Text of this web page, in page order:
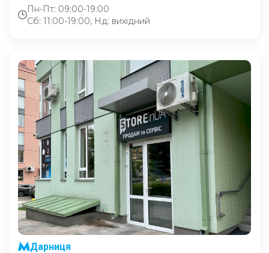
Пн-Пт: 09:00-19:00
Сб: 11:00-19:00, Нд: вихідний
Дарниця